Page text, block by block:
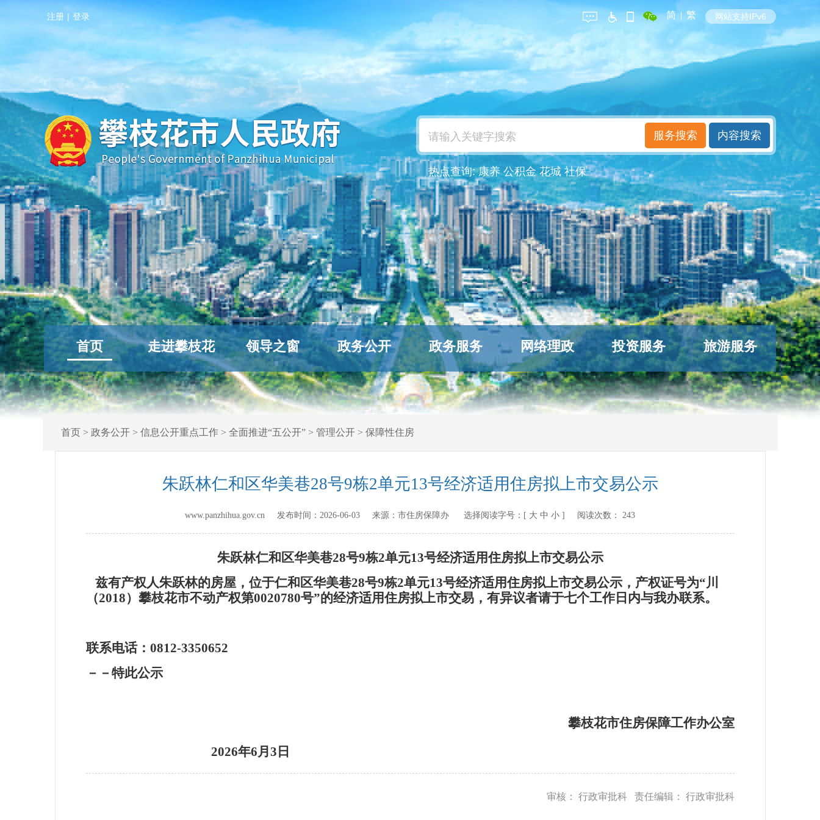
注册 | 登录 简 | 繁 网站支持IPv6
热点查询:康养 公积金 花城 社保
首页 走进攀枝花 领导之窗 政务公开 政务服务 网络理政 投资服务 旅游服务
首页> 政务公开> 信息公开重点工作> 全面推进“五公开”> 管理公开> 保障性住房
朱跃林仁和区华美巷28号9栋2单元13号经济适用住房拟上市交易公示
www.panzhihua.gov.cn 发布时间： 2026-06-03 来源： 市住房保障办 选择阅读字号：[ 大 中 小 ] 阅读次数： 243
朱跃林仁和区华美巷28号9栋2单元13号经济适用住房拟上市交易公示
兹有产权人朱跃林的房屋，位于仁和区华美巷28号9栋2单元13号经济适用住房拟上市交易公示， 产权证号为“川
（2018）攀枝花市不动产权第0020780号”的经济适用住房拟上市交易，有异议者请于七个工作日内与我办联系。
联系电话：0812-3350652
－－特此公示
攀枝花市住房保障工作办公室
2026年6月3日
审核： 行政审批科 责任编辑： 行政审批科